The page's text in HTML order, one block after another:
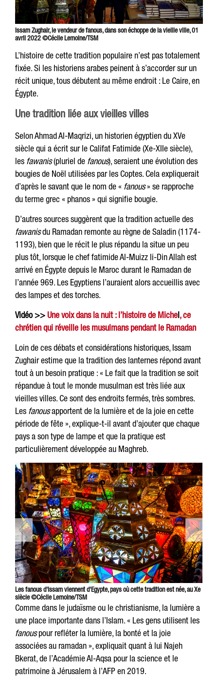
Issam Zughair, le vendeur de fanous, dans son échoppe de la vieille ville, 01
avril 2022 ©Cécile Lemoine/TSM
L’histoire de cette tradition populaire n’est pas totalement
fixée. Si les historiens arabes peinent à s’accorder sur un
récit unique, tous débutent au même endroit : Le Caire, en
Égypte.
Une tradition liée aux vieilles villes
Selon Ahmad Al-Maqrizi, un historien égyptien du XVe
siècle qui a écrit sur le Califat Fatimide (Xe-XIIe siècle),
les fawanis(pluriel de fanous), seraient une évolution des
bougies de Noël utilisées par les Coptes. Cela expliquerait
d’après le savant que le nom de « fanous» se rapproche
du terme grec « phanos » qui signifie bougie.
D’autres sources suggèrent que la tradition actuelle des
fawanisdu Ramadan remonte au règne de Saladin (1174-
1193), bien que le récit le plus répandu la situe un peu
plus tôt, lorsque le chef fatimide Al-Muizz li-Din Allah est
arrivé en Égypte depuis le Maroc durant le Ramadan de
l’année 969. Les Egyptiens l’auraient alors accueillis avec
des lampes et des torches.
Vidéo >>Une voix dans la nuit : l’histoire de Michel, ce
chrétien qui réveille les musulmans pendant le Ramadan
Loin de ces débats et considérations historiques, Issam
Zughair estime que la tradition des lanternes répond avant
tout à un besoin pratique : « Le fait que la tradition se soit
répandue à tout le monde musulman est très liée aux
vieilles villes. Ce sont des endroits fermés, très sombres.
Les fanousapportent de la lumière et de la joie en cette
période de fête », explique-t-il avant d’ajouter que chaque
pays a son type de lampe et que la pratique est
particulièrement développée au Maghreb.
Les fanous d'Issam viennent d'Egypte, pays où cette tradition est née, au Xe
siècle ©Cécile Lemoine/TSM
Comme dans le judaïsme ou le christianisme, la lumière a
une place importante dans l’Islam. « Les gens utilisent les
fanouspour refléter la lumière, la bonté et la joie
associées au ramadan », expliquait quant à lui Najeh
Bkerat, de l’Académie Al-Aqsa pour la science et le
patrimoine à Jérusalem à l’AFP en 2019.